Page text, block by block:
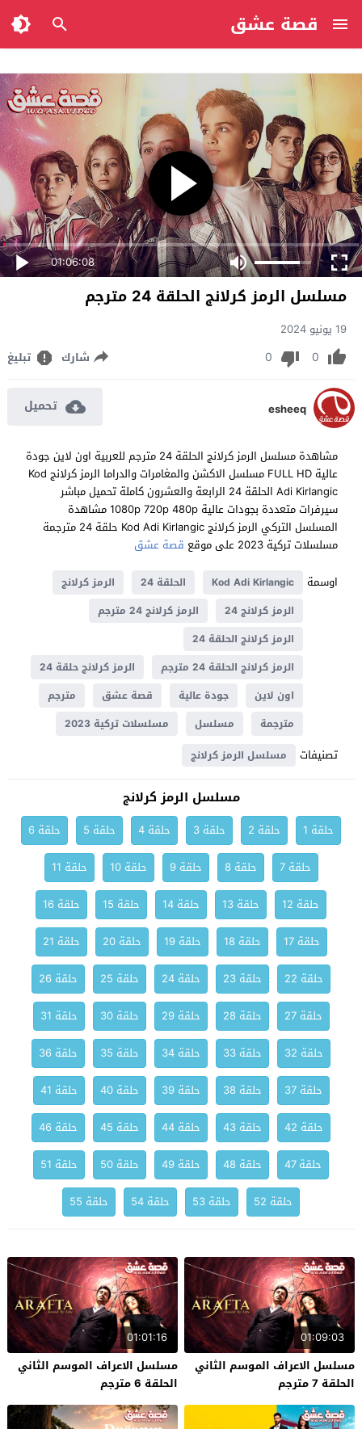
قصة عشق
01:06:08
مسلسل الرمز كرلانج الحلقة 24 مترجم
19 يونيو 2024
0
0 شارك تبليغ
esheeq تحميل
مشاهدة مسلسل الرمز كرلانج الحلقة 24 مترجم للعربية اون لاين جودة
عالية FULL HD مسلسل الاكشن والمغامرات والدراما الرمز كرلانج Kod
Adi Kirlangic الحلقة 24 الرابعة والعشرون كاملة تحميل مباشر
سيرفرات متعددة بجودات عالية 1080p 720p 480p مشاهدة
المسلسل التركي الرمز كرلانج Kod Adi Kirlangic حلقة 24 مترجمة
مسلسلات تركية 2023 على موقع
قصة عشق
اوسمة
Kod Adi Kirlangic الحلقة 24
الرمز كرلانج
الرمز كرلانج 24
الرمز كرلانج 24 مترجم
الرمز كرلانج الحلقة 24
الرمز كرلانج الحلقة 24 مترجم
الرمز كرلانج حلقة 24
اون لاين
جودة عالية قصة عشق
مترجم
مترجمة
مسلسل مسلسلات تركية 2023
تصنيفات مسلسل الرمز كرلانج
مسلسل الرمز كرلانج
حلقة 1 حلقة 2 حلقة 3 حلقة 4 حلقة 5
حلقة 6
حلقة 7
حلقة 8 حلقة 9 حلقة 10
حلقة 11
حلقة 12
حلقة 13 حلقة 14 حلقة 15
حلقة 16
حلقة 17
حلقة 18 حلقة 19 حلقة 20
حلقة 21
حلقة 22
حلقة 23 حلقة 24 حلقة 25
حلقة 26
حلقة 27
حلقة 28 حلقة 29 حلقة 30
حلقة 31
حلقة 32
حلقة 33 حلقة 34 حلقة 35
حلقة 36
حلقة 37
حلقة 38 حلقة 39 حلقة 40
حلقة 41
حلقة 42
حلقة 43 حلقة 44 حلقة 45
حلقة 46
حلقة 47
حلقة 48 حلقة 49 حلقة 50
حلقة 51
حلقة 52
حلقة 53 حلقة 54 حلقة 55
01:09:03
مسلسل الاعراف الموسم الثاني
الحلقة 7 مترجم
01:01:16
مسلسل الاعراف الموسم الثاني
الحلقة 6 مترجم